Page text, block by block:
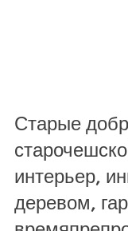
Старые
интерьер,
деревом,